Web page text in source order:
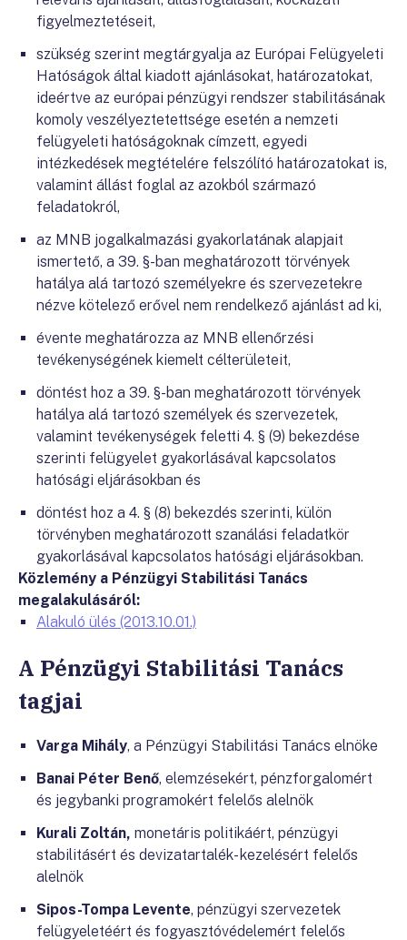
figyelmeztetéseit,
szükség szerint megtárgyalja az Európai Felügyeleti
Hatóságok által kiadott ajánlásokat, határozatokat,
ideértve az európai pénzügyi rendszer stabilitásának
komoly veszélyeztetettsége esetén a nemzeti
felügyeleti hatóságoknak címzett, egyedi
intézkedések megtételére felszólító határozatokat is,
valamint állást foglal az azokból származó
feladatokról,
az MNB jogalkalmazási gyakorlatának alapjait
ismertető, a 39. §-ban meghatározott törvények
hatálya alá tartozó személyekre és szervezetekre
nézve kötelező erővel nem rendelkező ajánlást ad ki,
évente meghatározza az MNB ellenőrzési
tevékenységének kiemelt célterületeit,
döntést hoz a 39. §-ban meghatározott törvények
hatálya alá tartozó személyek és szervezetek,
valamint tevékenységek feletti 4. § (9) bekezdése
szerinti felügyelet gyakorlásával kapcsolatos
hatósági eljárásokban és
döntést hoz a 4. § (8) bekezdés szerinti, külön
törvényben meghatározott szanálási feladatkör
gyakorlásával kapcsolatos hatósági eljárásokban.
Közlemény a Pénzügyi Stabilitási Tanács
megalakulásáról:
Alakuló ülés (2013.10.01.)
A Pénzügyi Stabilitási Tanács
tagjai
Varga Mihály, a Pénzügyi Stabilitási Tanács elnöke
Banai Péter Benő, elemzésekért, pénzforgalomért
és jegybanki programokért felelős alelnök
Kurali Zoltán, monetáris politikáért, pénzügyi
stabilitásért és devizatartalék- kezelésért felelős
alelnök
Sipos-Tompa Levente, pénzügyi szervezetek
felügyeletéért és fogyasztóvédelemért felelős